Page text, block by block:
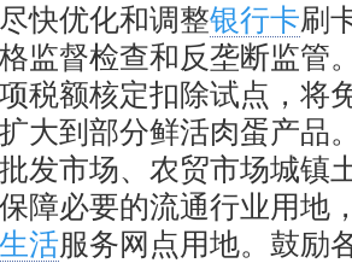
快优化和调整银行卡刷
格监督检查和反垄断监管
税额核定扣除试点，将
大到部分鲜活肉蛋产品
发市场、农贸市场城镇
障必要的流通行业用地
生活服务网点用地。鼓励